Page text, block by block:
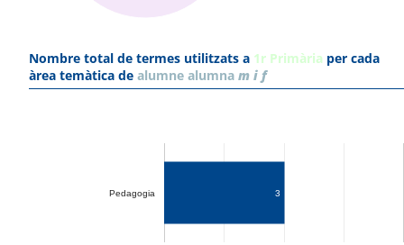
Nombre total de termes utilitzats a 1r Primària per cada
àrea temàtica de alumne alumna m i f
Pedagogia 3